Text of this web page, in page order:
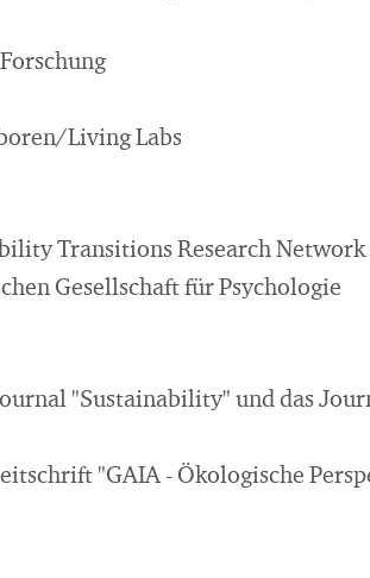
Living Labs
Transitions Research Network
Gesellschaft für Psychologie
"Sustainability" und das
"GAIA - Ökologische